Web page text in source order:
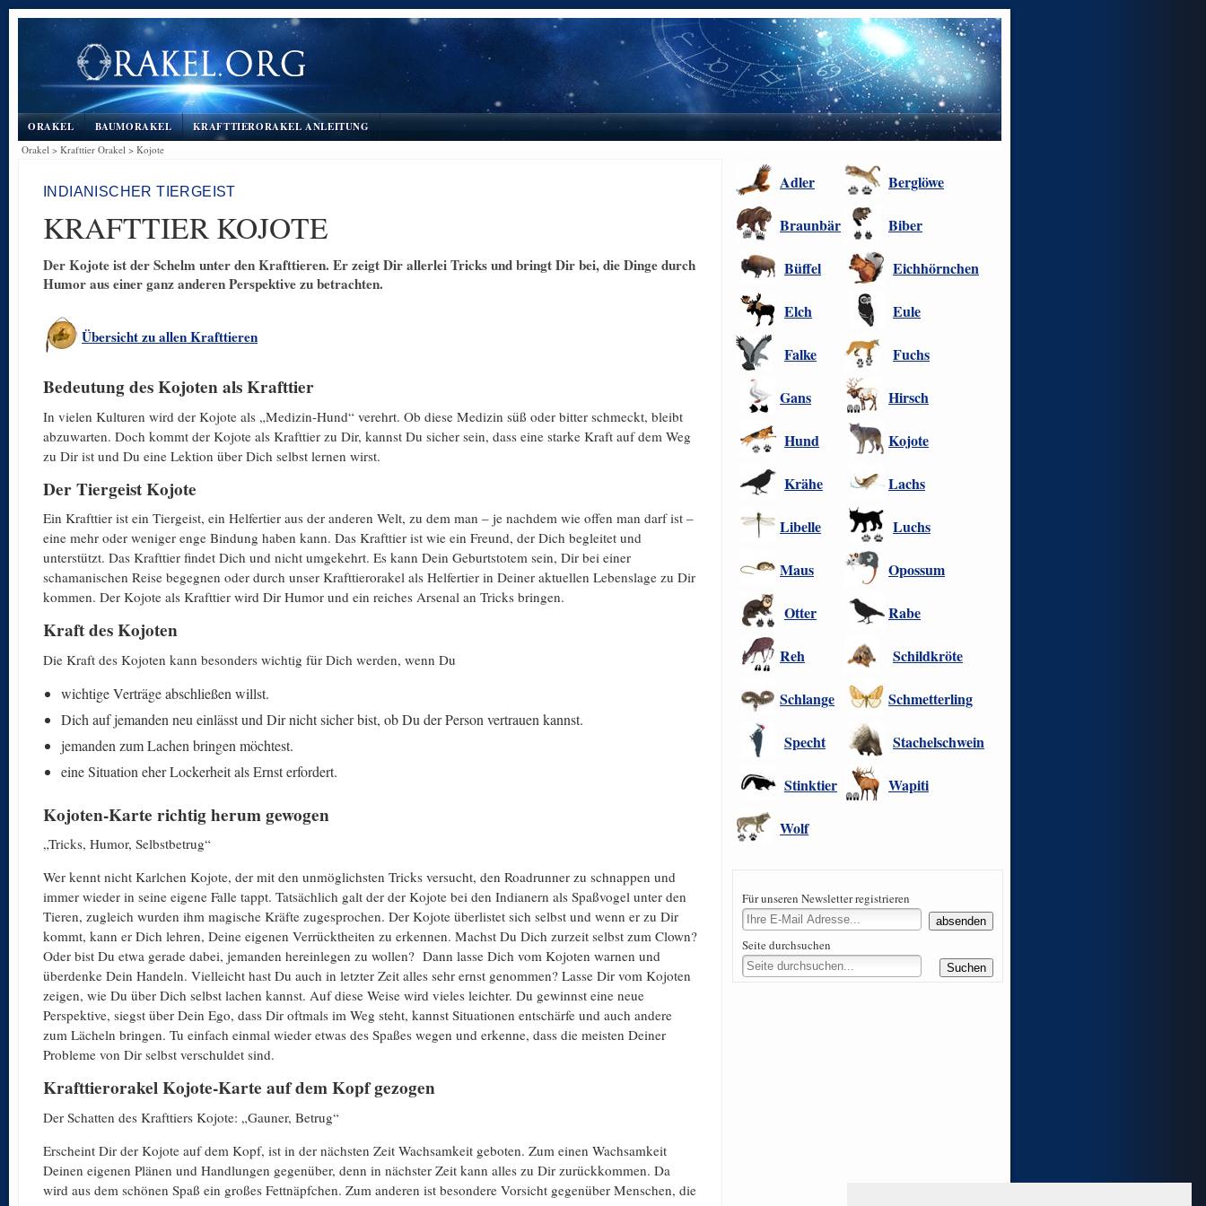
ORAKEL BAUMORAKEL KRAFTTIERORAKEL ANLEITUNG
Orakel > Krafttier Orakel > Kojote
INDIANISCHER TIERGEIST
KRAFTTIER KOJOTE
Der Kojote ist der Schelm unter den Krafttieren. Er zeigt Dir allerlei Tricks und bringt Dir bei, die Dinge durch
Humor aus einer ganz anderen Perspektive zu betrachten.
Übersicht zu allen Krafttieren
Bedeutung des Kojoten als Krafttier
In vielen Kulturen wird der Kojote als „Medizin-Hund“ verehrt. Ob diese Medizin süß oder bitter schmeckt, bleibt
abzuwarten. Doch kommt der Kojote als Krafttier zu Dir, kannst Du sicher sein, dass eine starke Kraft auf dem Weg
zu Dir ist und Du eine Lektion über Dich selbst lernen wirst.
Der Tiergeist Kojote
Ein Krafttier ist ein Tiergeist, ein Helfertier aus der anderen Welt, zu dem man – je nachdem wie offen man darf ist –
eine mehr oder weniger enge Bindung haben kann. Das Krafttier ist wie ein Freund, der Dich begleitet und
unterstützt. Das Krafttier findet Dich und nicht umgekehrt. Es kann Dein Geburtstotem sein, Dir bei einer
schamanischen Reise begegnen oder durch unser Krafttierorakel als Helfertier in Deiner aktuellen Lebenslage zu Dir
kommen. Der Kojote als Krafttier wird Dir Humor und ein reiches Arsenal an Tricks bringen.
Kraft des Kojoten
Die Kraft des Kojoten kann besonders wichtig für Dich werden, wenn Du
wichtige Verträge abschließen willst.
Dich auf jemanden neu einlässt und Dir nicht sicher bist, ob Du der Person vertrauen kannst.
jemanden zum Lachen bringen möchtest.
eine Situation eher Lockerheit als Ernst erfordert.
Kojoten-Karte richtig herum gewogen
„Tricks, Humor, Selbstbetrug“
Wer kennt nicht Karlchen Kojote, der mit den unmöglichsten Tricks versucht, den Roadrunner zu schnappen und
immer wieder in seine eigene Falle tappt. Tatsächlich galt der der Kojote bei den Indianern als Spaßvogel unter den
Tieren, zugleich wurden ihm magische Kräfte zugesprochen. Der Kojote überlistet sich selbst und wenn er zu Dir
kommt, kann er Dich lehren, Deine eigenen Verrücktheiten zu erkennen. Machst Du Dich zurzeit selbst zum Clown?
Oder bist Du etwa gerade dabei, jemanden hereinlegen zu wollen? Dann lasse Dich vom Kojoten warnen und
überdenke Dein Handeln. Vielleicht hast Du auch in letzter Zeit alles sehr ernst genommen? Lasse Dir vom Kojoten
zeigen, wie Du über Dich selbst lachen kannst. Auf diese Weise wird vieles leichter. Du gewinnst eine neue
Perspektive, siegst über Dein Ego, dass Dir oftmals im Weg steht, kannst Situationen entschärfe und auch andere
zum Lächeln bringen. Tu einfach einmal wieder etwas des Spaßes wegen und erkenne, dass die meisten Deiner
Probleme von Dir selbst verschuldet sind.
Krafttierorakel Kojote-Karte auf dem Kopf gezogen
Der Schatten des Krafttiers Kojote: „Gauner, Betrug“
Erscheint Dir der Kojote auf dem Kopf, ist in der nächsten Zeit Wachsamkeit geboten. Zum einen Wachsamkeit
Deinen eigenen Plänen und Handlungen gegenüber, denn in nächster Zeit kann alles zu Dir zurückkommen. Da
wird aus dem schönen Spaß ein großes Fettnäpfchen. Zum anderen ist besondere Vorsicht gegenüber Menschen, die
Adler Berglöwe
Braunbär Biber
Büffel Eichhörnchen
Elch Eule
Falke Fuchs
Gans Hirsch
Hund Kojote
Krähe Lachs
Libelle Luchs
Maus Opossum
Otter Rabe
Reh Schildkröte
Schlange Schmetterling
Specht Stachelschwein
Stinktier Wapiti
Wolf
Für unseren Newsletter registrieren
Seite durchsuchen